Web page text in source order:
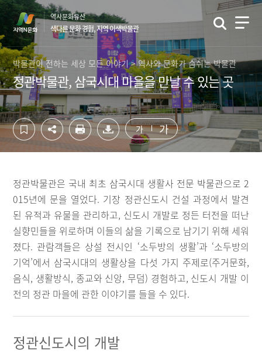
컨
츠
영
역
바
로
가
기
하
영
역
바
로
가
기
역사문화유산
색다른 문화 경험, 지역 이색박물관
박물관이 전하는 세상 모든 이야기 > 역사와 문화가 숨쉬는 박물관
정관박물관, 삼국시대 마을을 만날 수 있는 곳
가 가
정관박물관은 국내 최초 삼국시대 생활사 전문 박물관으로 2
015년에 문을 열었다. 기장 정관신도시 건설 과정에서 발견
된 유적과 유물을 관리하고, 신도시 개발로 정든 터전을 떠난
실향민들을 위로하며 이들의 삶을 기록으로 남기기 위해 세워
졌다. 관람객들은 상설 전시인 ‘소두방의 생활’과 ‘소두방의
기억’에서 삼국시대의 생활상을 다섯 가지 주제로(주거문화,
음식, 생활방식, 종교와 신앙, 무덤) 경험하고, 신도시 개발 이
전의 정관 마을에 관한 이야기를 들을 수 있다.
정관신도시의 개발